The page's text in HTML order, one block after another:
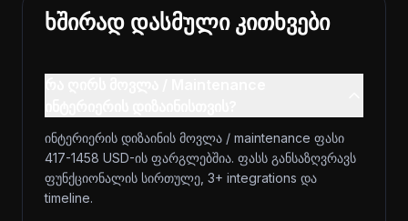
ხშირად დასმული კითხვები
ინტერიერის დიზაინის მოვლა / maintenance ფასი
417-1458 USD-ის ფარგლებშია. ფასს განსაზღვრავს
ფუნქციონალის სირთულე, 3+ integrations და
timeline.